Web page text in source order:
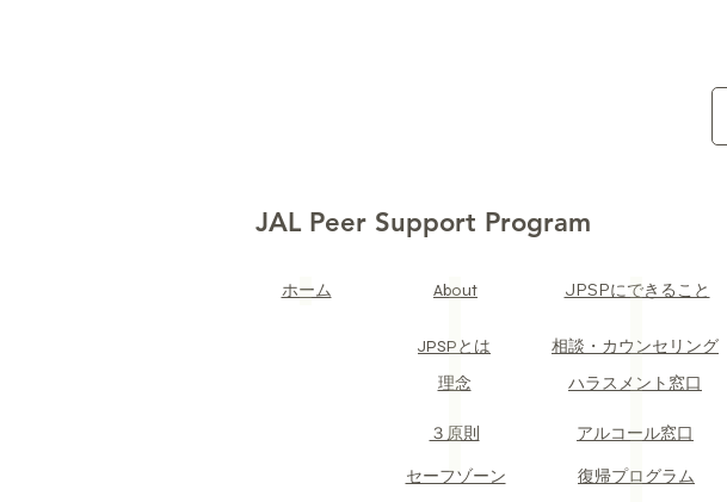
JAL Peer Support Program
​ホーム About
JPSPとは
​理念
​３原則
​セーフゾーン
JPSPにできること
​相談・カウンセリング
​ハラスメント窓口
​アルコール窓口
​復帰プログラム